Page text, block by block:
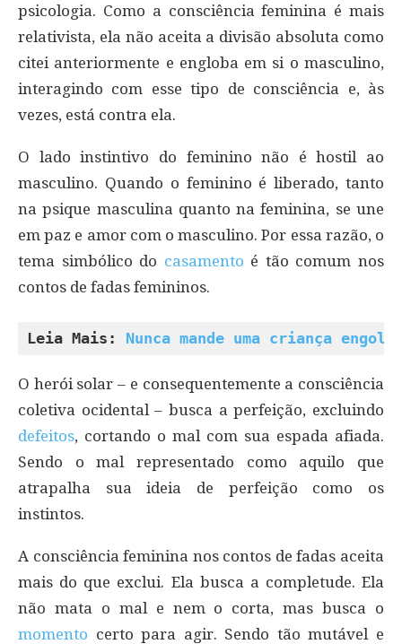
psicologia. Como a consciência feminina é mais
relativista, ela não aceita a divisão absoluta como
citei anteriormente e engloba em si o masculino,
interagindo com esse tipo de consciência e, às
vezes, está contra ela.
O lado instintivo do feminino não é hostil ao
masculino. Quando o feminino é liberado, tanto
na psique masculina quanto na feminina, se une
em paz e amor com o masculino. Por essa razão, o
tema simbólico do casamento é tão comum nos
contos de fadas femininos.
Leia Mais: Nunca mande uma criança
O herói solar – e consequentemente a consciência
coletiva ocidental – busca a perfeição, excluindo
defeitos, cortando o mal com sua espada afiada.
Sendo o mal representado como aquilo que
atrapalha sua ideia de perfeição como os
instintos.
A consciência feminina nos contos de fadas aceita
mais do que exclui. Ela busca a completude. Ela
não mata o mal e nem o corta, mas busca o
momento certo para agir. Sendo tão mutável e